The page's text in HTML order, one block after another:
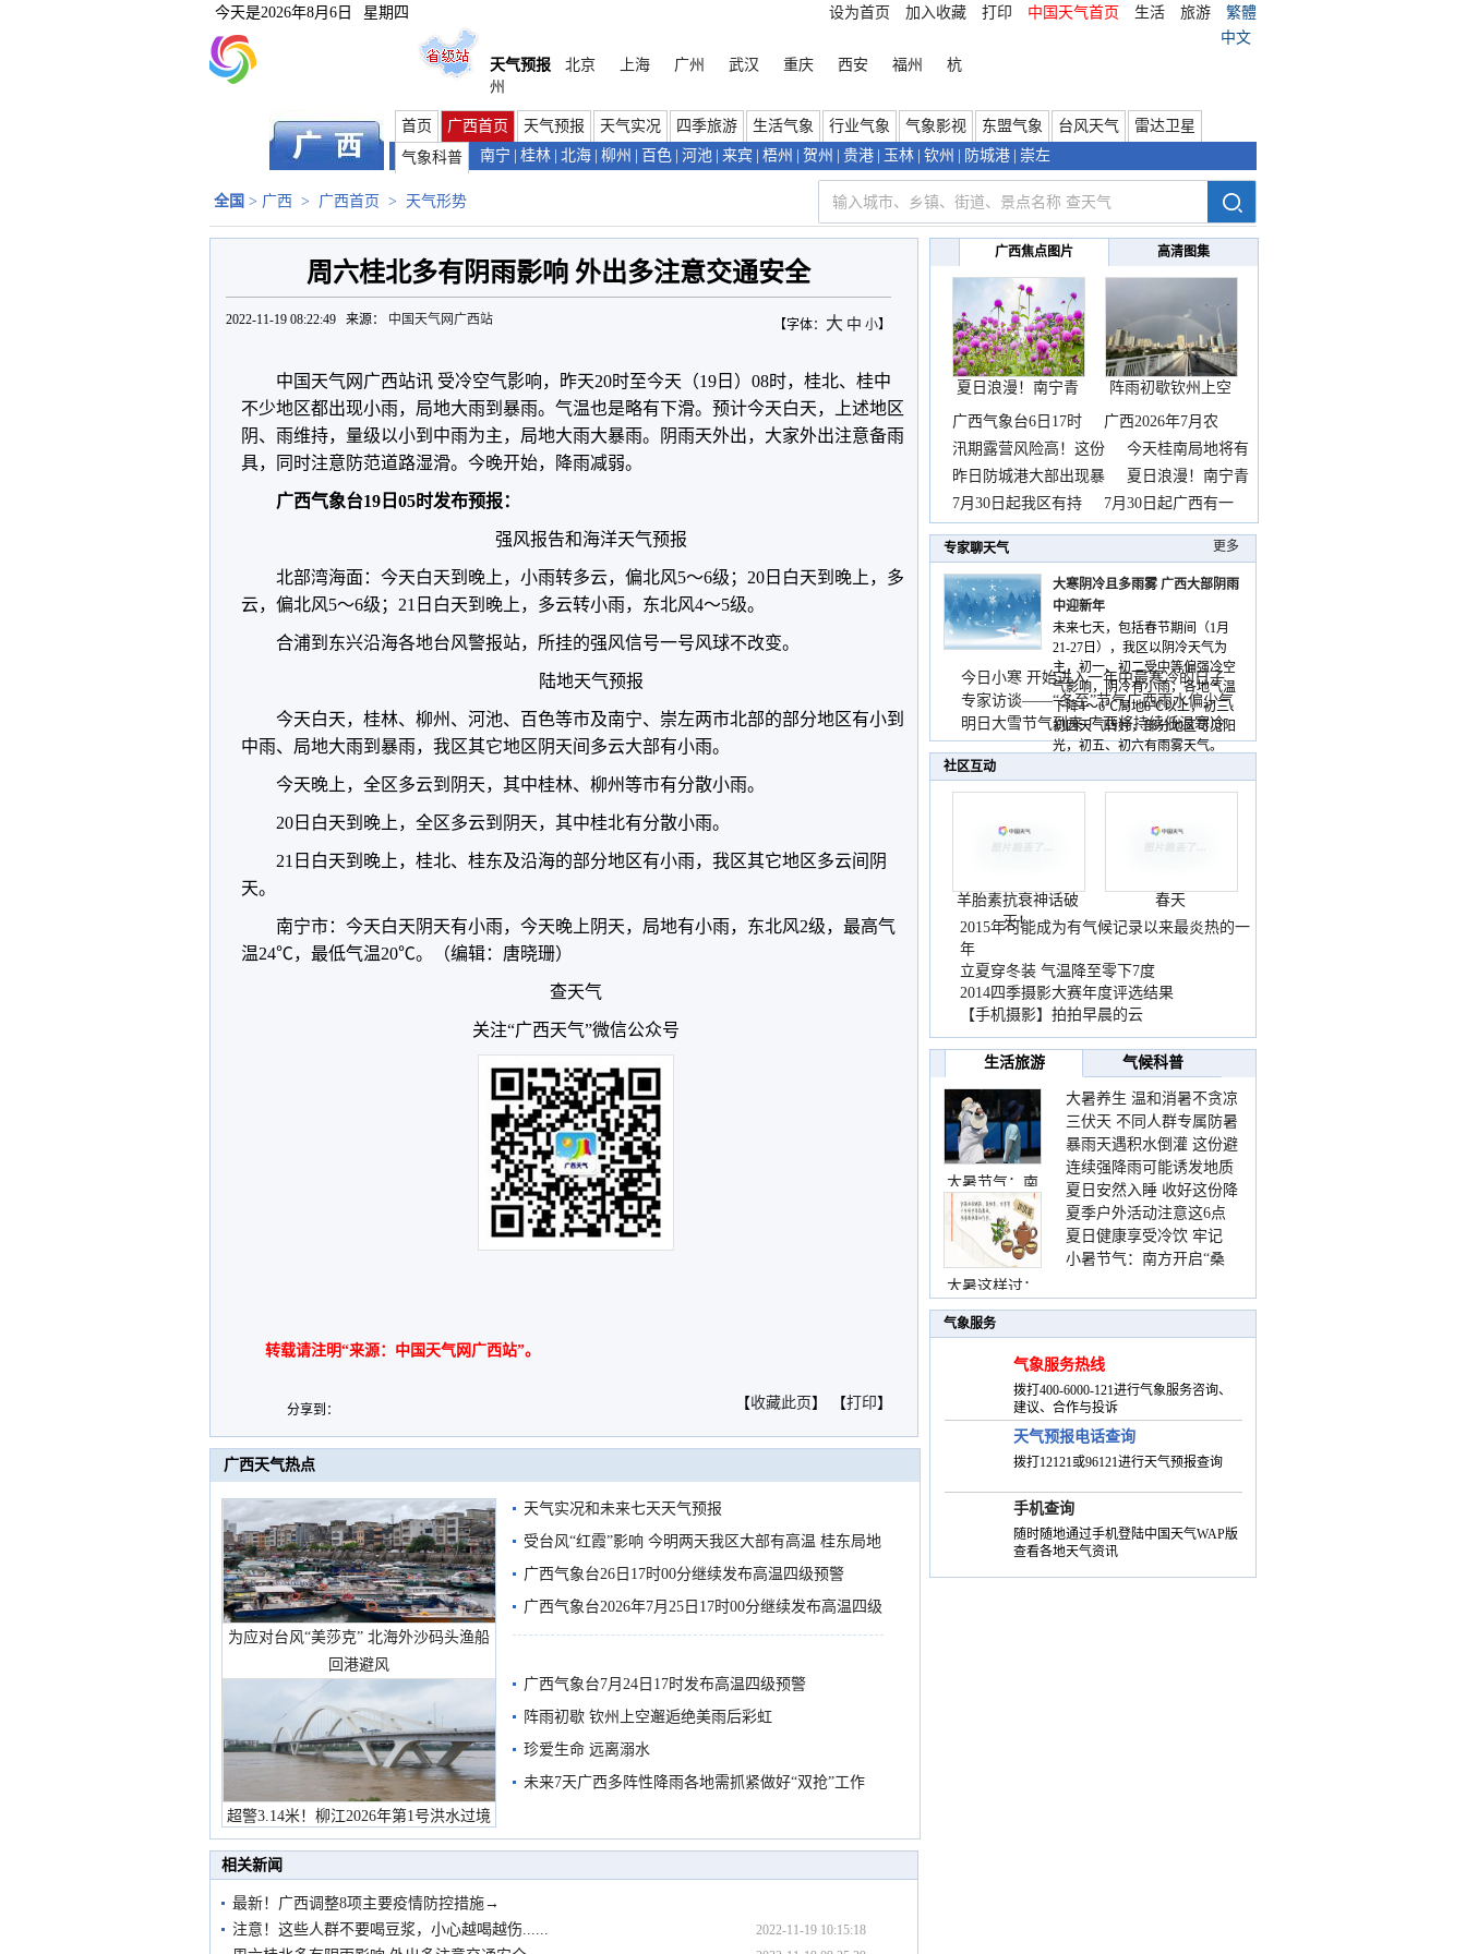
今天是2026年8月6日 星期四 设为首页 加入收藏 打印 中国天气首页 生活 旅游
繁體
中文
天气预报
北京 上海 广州 武汉 重庆 西安 福州
杭
州
首页 广西首页 天气预报 天气实况 四季旅游 生活气象 行业气象 气象影视 东盟气象 台风天气
雷达卫星
气象科普
南宁 桂林 北海 柳州 百色 河池 来宾 梧州 贺州 贵港 玉林 钦州 防城港 崇左
全国 > 广西 > 广西首页 > 天气形势
周六桂北多有阴雨影响 外出多注意交通安全
【字体： 大 中 小】
2022-11-19 08:22:49 来源： 中国天气网广西站
中国天气网广西站讯 受冷空气影响，昨天20时至今天（19日）08时，桂北、桂中
不少地区都出现小雨，局地大雨到暴雨。气温也是略有下滑。预计今天白天，上述地区
阴、雨维持，量级以小到中雨为主，局地大雨大暴雨。阴雨天外出，大家外出注意备雨
具，同时注意防范道路湿滑。今晚开始，降雨减弱。
广西气象台19日05时发布预报：
强风报告和海洋天气预报
北部湾海面：今天白天到晚上，小雨转多云，偏北风5～6级；20日白天到晚上，多
云，偏北风5～6级；21日白天到晚上，多云转小雨，东北风4～5级。
合浦到东兴沿海各地台风警报站，所挂的强风信号一号风球不改变。
陆地天气预报
今天白天，桂林、柳州、河池、百色等市及南宁、崇左两市北部的部分地区有小到
中雨、局地大雨到暴雨，我区其它地区阴天间多云大部有小雨。
今天晚上，全区多云到阴天，其中桂林、柳州等市有分散小雨。
20日白天到晚上，全区多云到阴天，其中桂北有分散小雨。
21日白天到晚上，桂北、桂东及沿海的部分地区有小雨，我区其它地区多云间阴
天。
南宁市：今天白天阴天有小雨，今天晚上阴天，局地有小雨，东北风2级，最高气
温24℃，最低气温20℃。（编辑：唐晓珊）
查天气
关注“广西天气”微信公众号
转载请注明“来源：中国天气网广西站”。
分享到： 【收藏此页 】 【打印】
广西天气热点
为应对台风“美莎克” 北海外沙码头渔船
回港避风
超警3.14米！柳江2026年第1号洪水过境
市民在堤岸见证汛况
天气实况和未来七天天气预报
受台风“红霞”影响 今明两天我区大部有高温 桂东局地
有较强降雨
广西气象台26日17时00分继续发布高温四级预警
广西气象台2026年7月25日17时00分继续发布高温四级
预警
广西气象台7月24日17时发布高温四级预警
阵雨初歇 钦州上空邂逅绝美雨后彩虹
珍爱生命 远离溺水
未来7天广西多阵性降雨各地需抓紧做好“双抢”工作
相关新闻
最新！广西调整8项主要疫情防控措施→
2022-11-19 10:15:18
注意！这些人群不要喝豆浆，小心越喝越伤......
广西焦点图片 高清图集
夏日浪漫！南宁青
秀山
阵雨初歇钦州上空
邂逅
广西气象台6日17时
广西2026年7月农
汛期露营风险高！这份
今天桂南局地将有
暴雨
昨日防城港大部出现暴
夏日浪漫！南宁青
秀山
7月30日起我区有持 7月30日起广西有一
专家聊天气 更多
大寒阴冷且多雨雾 广西大部阴雨
中迎新年
未来七天，包括春节期间（1月
21-27日），我区以阴冷天气为
主，初一、初二受中等偏强冷空
气影响，阴冷有小雨，各地气温
下降4～6℃局地8℃以上，初三、
初四天气转好，部分地区可见阳
光，初五、初六有雨雾天气。
今日小寒 开始进入一年中最寒冷的日子
专家访谈——“冬至”节气广西雨水偏少气
温低
明日大雪节气到来 广西将持续低温寒冷
天气
社区互动
羊胎素抗衰神话破
灭！
春天
2015年可能成为有气候记录以来最炎热的一
年
立夏穿冬装 气温降至零下7度
2014四季摄影大赛年度评选结果
【手机摄影】拍拍早晨的云
生活旅游 气候科普
大暑节气：南
大暑这样过：
大暑养生 温和消暑不贪凉
三伏天 不同人群专属防暑
要点请收好
暴雨天遇积水倒灌 这份避
险提示请收好
连续强降雨可能诱发地质
灾害 这些前兆要知道
夏日安然入睡 收好这份降
温小贴士
夏季户外活动注意这6点
防暑健身两不误
夏日健康享受冷饮 牢记
“两注意一控制”
小暑节气：南方开启“桑
季
气象服务
气象服务热线
拨打400-6000-121进行气象服务咨询、
建议、合作与投诉
天气预报电话查询
拨打12121或96121进行天气预报查询
手机查询
随时随地通过手机登陆中国天气WAP版
查看各地天气资讯